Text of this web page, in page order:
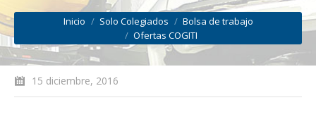
You are here:
Inicio Solo Colegiados
Bolsa de trabajo
Ofertas COGITI
15 diciembre, 2016